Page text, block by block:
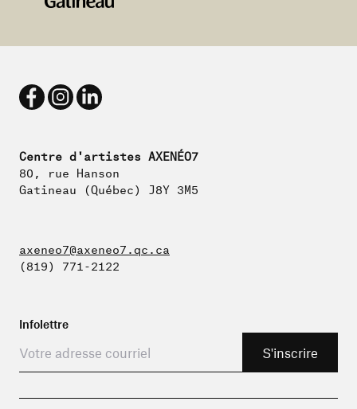
Centre d'artistes AXENÉO7
80, rue Hanson
Gatineau (Québec) J8Y 3M5
axeneo7@axeneo7.qc.ca
(819) 771-2122
Infolettre
S'inscrire